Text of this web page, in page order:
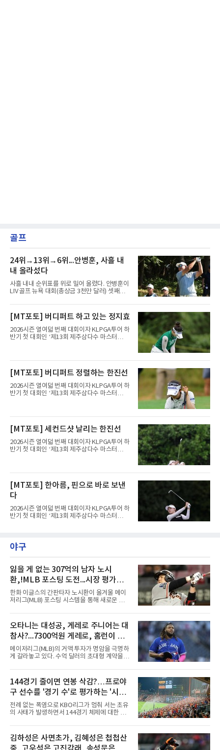
골프
24위→13위→6위...안병훈, 사흘 내
내 올라섰다
사흘 내내 순위표를 위로 밀어 올렸다. 안병훈이
LIV 골프 뉴욕 대회(총상금 3천만 달러) 셋째날
일(한국시간) 미국 뉴저지주 베드민스터의 트럼
프 내셔널 골프 클럽 베드민스터(파71)에서 열
린 3라운드에서 보기 1개만 적고 버디 4개를 잡
아 3언더파 68타를 쳤다. 중간 합계 5언더파 208
타로 공동 6위에 올라섰다.정상과는 거리가 있
타를 줄여 중간 합계 3언더파 210타로 공동 10
[MT포토] 버디퍼트 하고 있는 정지효
2026시즌 열여덟 번째 대회이자 KLPGA투어 하
반기 첫 대회인 ‘제13회 제주삼다수 마스터
트(파72/6,767야드)에서 열리고 있다.8일 현재
에서 경기하고 있다.
[MT포토] 버디퍼트 정렬하는 한진선
2026시즌 열여덟 번째 대회이자 KLPGA투어 하
반기 첫 대회인 ‘제13회 제주삼다수 마스터
트(파72/6,767야드)에서 열리고 있다.8일 현재
에서 경기하고 있다.
[MT포토] 세컨드샷 날리는 한진선
2026시즌 열여덟 번째 대회이자 KLPGA투어 하
반기 첫 대회인 ‘제13회 제주삼다수 마스터
트(파72/6,767야드)에서 열리고 있다.8일 현재
에서 경기하고 있다.
[MT포토] 한아름, 핀으로 바로 보낸
다
2026시즌 열여덟 번째 대회이자 KLPGA투어 하
반기 첫 대회인 ‘제13회 제주삼다수 마스터
3라운드 경기가 펼쳐지고 있다.한아름이 1번 홀
에서 경기하고 있다.
야구
잃을 게 없는 307억의 남자 노시
환,!MLB 포스팅 도전...시장 평가는
의외일 수 있어
한화 이글스의 간판타자 노시환이 올겨울 메이
저리그(MLB) 포스팅 시스템을 통해 새로운 도전
KBO리그 사상 초유의 비FA 다년 계약을 체결하
면서 동시에 해외 진출 가능성을 열어두는 조항
을 포함했다. 국내에서 이미 최고 수준의 대우와
확실한 입지를 확보한 만큼, 이번 메이저리그 도
전은 생존을 건 승부수가 아니다.오히려 잃을 것
이 없는 도전에 가깝다. 노시환은 이미 KBO리그
에서 연평균 약 28억 원에 달하는 대형 계약과
라도 돌아올 곳이 확실하다.그렇다고 포스팅 도
전의 의미가 작아지는 것은 아
오타니는 대성공, 게레로 주니어는 대
참사?...7300억원 게레로, 홈런이 충
격적인 6개, 야후 스포츠 "올해 트레
이드했어야" 질타
메이저리그(MLB)의 거액 투자가 명암을 극명하
게 갈라놓고 있다. 수억 달러의 초대형 계약을 안
을 결정짓는 가운데, LA 다저스의 오타니 쇼헤
이가 완벽한 대성공 신화를 써 내려가는 것과 달
리 토론토 블루제이스의 블라디미르 게레로 주
니어는 대참사 수준의 부진에 허덕이고 있다.토
론토는 2025년 4월 게레로 주니어와 계약 기간
14년, 총액 5억 달러(당시 7300억원)라는 메이
저리그 역사상 손꼽히는 초대형 연장 계약을 체
서 보여준 맹활약을 믿고 그에게 팀의 미래를 전
적으로 맡겼다.그러나 2026시즌
144경기 줄이면 연봉 삭감?…프로야
구 선수를 '경기 수'로 평가하는 '시대
착오'
전례 없는 폭염으로 KBO리그가 멈춰 서는 초유
의 사태가 발생하면서 144경기 체제에 대한 근
다.선수들의 건강과 경기력, 그리고 리그의 지속
가능성을 고려하면 이제는 단순히 '얼마나 많은
경기를 치르느냐'가 아니라 '어떤 수준의 경기를
김하성은 사면초가, 김혜성은 첩첩산